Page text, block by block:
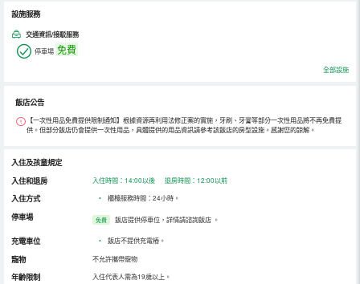
設施服務
交通資訊/接駁服務
停車場 免費
全部設施
飯店公告
【一次性用品免費提供限制通知】根據資源再利用法修正案的實施，牙刷、牙膏等部分一次性用品將不再免費提
供。但部分飯店仍會提供一次性用品，具體提供的用品資訊請參考該飯店的房型設施。感謝您的諒解。
入住及孩童規定
入住和退房
入住時間：14:00以後 退房時間：12:00以前
入住方式 • 櫃檯服務時間：24小時。
停車場 免費 飯店提供停車位，詳情請諮詢飯店 。
充電車位 • 飯店不提供充電樁。
寵物 不允許攜帶寵物
年齡限制 入住代表人需為19歲以上。